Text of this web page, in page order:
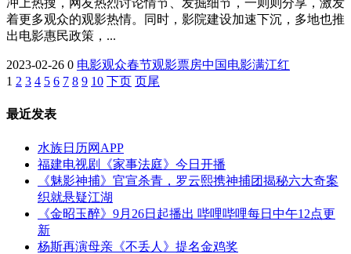
冲上热搜，网友热烈讨论情节、发掘细节，一则则分享，激发
着更多观众的观影热情。同时，影院建设加速下沉，多地也推
出电影惠民政策，...
2023-02-26 0 电影观众春节观影票房中国电影满江红
1 2 3 4 5 6 7 8 9 10 下页 页尾
最近发表
水族日历网APP
福建电视剧《家事法庭》今日开播
《魅影神捕》官宣杀青，罗云熙携神捕团揭秘六大奇案
织就悬疑江湖
《金昭玉醉》9月26日起播出 哔哩哔哩每日中午12点更
新
杨斯再演母亲《不丢人》提名金鸡奖